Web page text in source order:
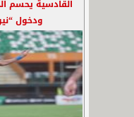
القادسية يحسم
ودخول